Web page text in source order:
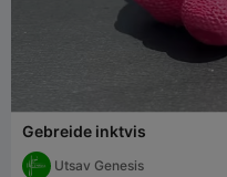
Gebreide inktvis
Utsav Genesis